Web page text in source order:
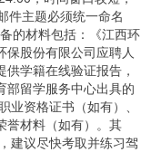
件主题必须统一命名
的材料包括：《江西环
保股份有限公司应聘人
学籍在线验证报告，
部留学服务中心出具的
业资格证书（如有）、
誉材料（如有）。其
建议尽快考取并练习驾